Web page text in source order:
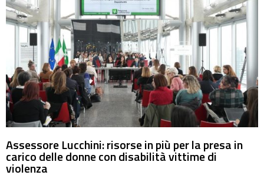
Assessore Lucchini: risorse in più per la presa in
carico delle donne con disabilità vittime di
violenza